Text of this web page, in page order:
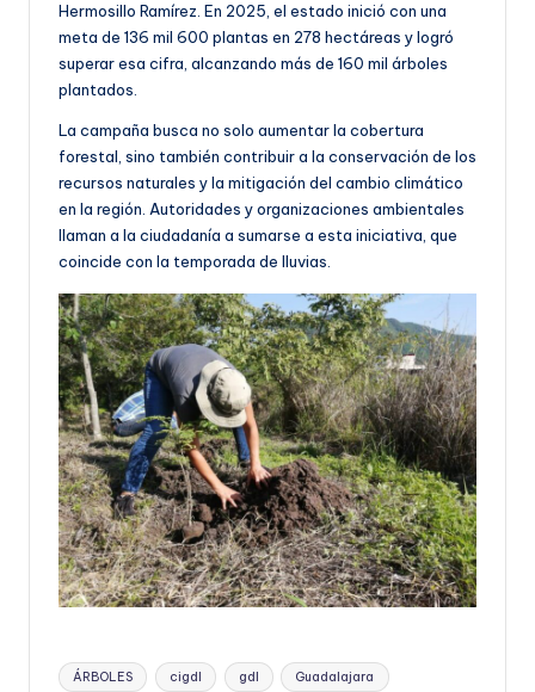
Hermosillo Ramírez. En 2025, el estado inició con una
meta de 136 mil 600 plantas en 278 hectáreas y logró
superar esa cifra, alcanzando más de 160 mil árboles
plantados.
La campaña busca no solo aumentar la cobertura
forestal, sino también contribuir a la conservación de los
recursos naturales y la mitigación del cambio climático
en la región. Autoridades y organizaciones ambientales
llaman a la ciudadanía a sumarse a esta iniciativa, que
coincide con la temporada de lluvias.
Etiquetas:
ÁRBOLES cigdl gdl Guadalajara